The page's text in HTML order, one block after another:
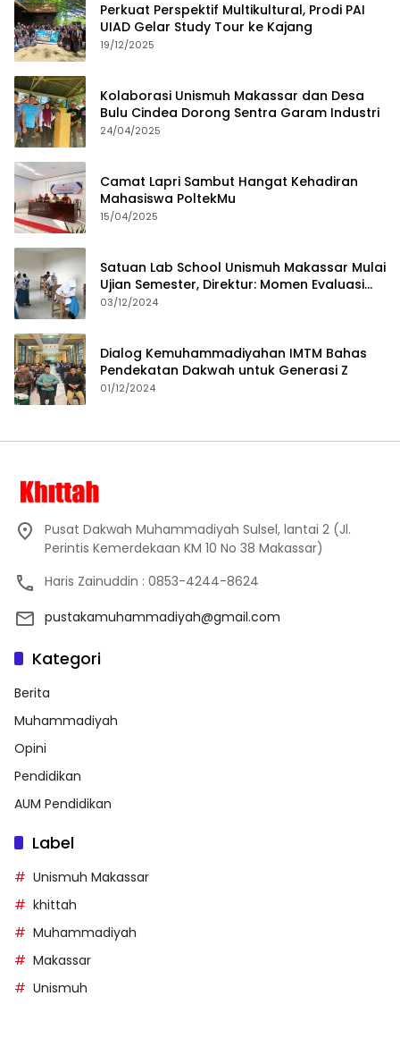
Perkuat Perspektif Multikultural, Prodi PAI
UIAD Gelar Study Tour ke Kajang
19/12/2025
Kolaborasi Unismuh Makassar dan Desa
Bulu Cindea Dorong Sentra Garam Industri
24/04/2025
Camat Lapri Sambut Hangat Kehadiran
Mahasiswa PoltekMu
15/04/2025
Satuan Lab School Unismuh Makassar Mulai
Ujian Semester, Direktur: Momen Evaluasi
Proses Pembelajaran
03/12/2024
Dialog Kemuhammadiyahan IMTM Bahas
Pendekatan Dakwah untuk Generasi Z
01/12/2024
Pusat Dakwah Muhammadiyah Sulsel, lantai 2 (Jl.
Perintis Kemerdekaan KM 10 No 38 Makassar)
Haris Zainuddin : 0853-4244-8624
pustakamuhammadiyah@gmail.com
Kategori
Berita
Muhammadiyah
Opini
Pendidikan
AUM Pendidikan
Label
Unismuh Makassar
khittah
Muhammadiyah
Makassar
Unismuh